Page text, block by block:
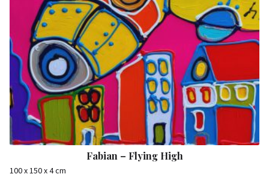
Fabian – Flying High
100 x 150 x 4 cm